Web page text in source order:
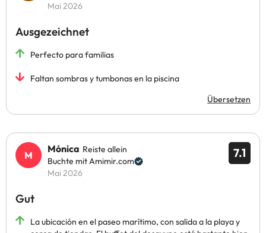
Mai 2026
Ausgezeichnet
Perfecto para familias
Faltan sombras y tumbonas en la piscina
Übersetzen
7.1
Mónica Reiste allein
Buchte mit Amimir.com
Mai 2026
Gut
La ubicación en el paseo marítimo, con salida a la playa y